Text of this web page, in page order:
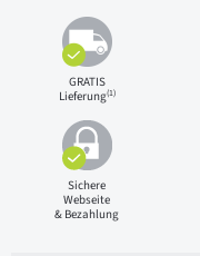
GRATIS
Lieferung(1)
Sichere
Webseite
& Bezahlung